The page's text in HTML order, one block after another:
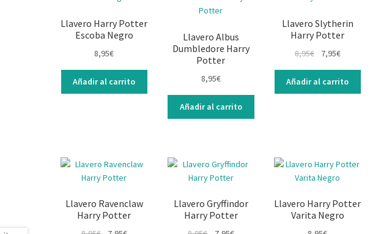
Llavero Harry Potter
Escoba Negro
8,95€
Añadir al carrito
Llavero Albus
Dumbledore Harry
Potter
8,95€
Añadir al carrito
Llavero Slytherin
Harry Potter
8,95€ 7,95€
Añadir al carrito
Llavero Ravenclaw
Harry Potter
Llavero Gryffindor
Harry Potter
Llavero Harry Potter
Varita Negro